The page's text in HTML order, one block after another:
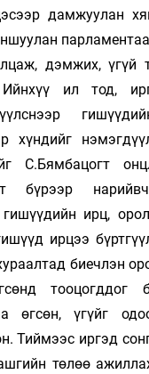
дамжуулан
дэмжих, үгүй
ил тод,
хүндийг
С.Бямбацогт
бүрээр
ирц,
ирцээ
биечлэн
тооцогддог
өгсөн, үгүйг
Тиймээс иргэд
төлөө